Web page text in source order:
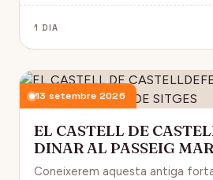
1 DIA
13 setembre 2026
EL CASTELL DE
DINAR AL PASSEIG
SITGES
Coneixerem aquesta antiga